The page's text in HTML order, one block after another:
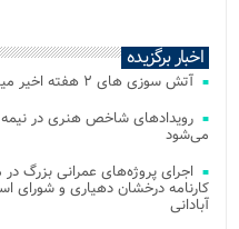
اخبار برگزیده
آتش‌ سوزی‌ های ۲ هفته اخیر میانکاله عمدی بود
می‌شود
اجرای پروژه‌های عمرانی بزرگ
کارنامه درخشان دهیاری و شورای
آبادانی